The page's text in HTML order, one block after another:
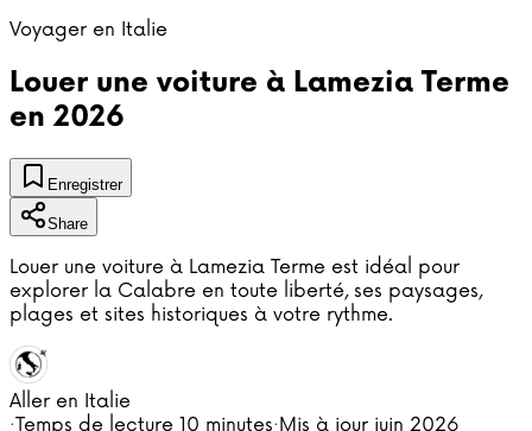
Voyager en Italie
Louer une voiture à Lamezia Terme
en 2026
Enregistrer
Share
Louer une voiture à Lamezia Terme est idéal pour
explorer la Calabre en toute liberté, ses paysages,
plages et sites historiques à votre rythme.
Aller en Italie
·Temps de lecture 10 minutes·Mis à jour juin 2026